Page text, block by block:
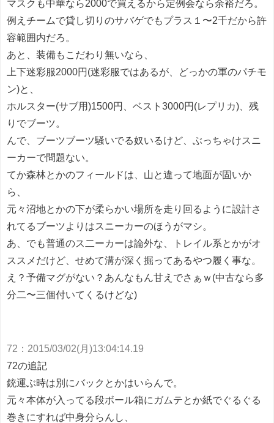
マスクも中華なら2000で買えるから定例会なら余裕だろ。
例えチームで貸し切りのサバゲでもプラス１〜2千だから許
容範囲内だろ。
あと、装備もこだわり無いなら、
上下迷彩服2000円(迷彩服ではあるが、どっかの軍のパチモ
ン)と、
ホルスター(サブ用)1500円、ベスト3000円(レプリカ)、残
りでブーツ。
んで、ブーツブーツ騒いでる奴いるけど、ぶっちゃけスニ
ーカーで問題ない。
てか森林とかのフィールドは、山と違って地面が固いか
ら、
元々沼地とかの下が柔らかい場所を走り回るように設計さ
れてるブーツよりはスニーカーのほうがマシ。
あ、でも普通のス二ーカーは論外な、トレイル系とかがオ
ススメだけど、せめて溝が深く掘ってあるやつ履く事な。
え？予備マグがない？あんなもん甘えでさぁｗ(中古なら多
分二〜三個付いてくるけどな)
72 ： 2015/03/02(月)13:04:14.19
72の追記
銃運ぶ時は別にバックとかはいらんで。
元々本体が入ってる段ボール箱にガムテとか紙でぐるぐる
巻きにすれば中身分らんし、